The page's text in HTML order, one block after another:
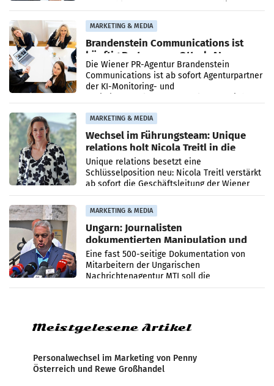
MARKETING & MEDIA
Brandenstein Communications ist
künftig Partner von OtterlyAI
Die Wiener PR-Agentur Brandenstein
Communications ist ab sofort Agenturpartner
der KI-Monitoring- und
MARKETING & MEDIA
Wechsel im Führungsteam: Unique
relations holt Nicola Treitl in die
Geschäftsleitung
Unique relations besetzt eine
Schlüsselposition neu: Nicola Treitl verstärkt
ab sofort die Geschäftsleitung der Wiener
PR-Agentur an der Seite von Josef Kalina und
Anna Kalina-Mahr.
MARKETING & MEDIA
Ungarn: Journalisten
dokumentierten Manipulation und
Zensur
Eine fast 500-seitige Dokumentation von
Mitarbeitern der Ungarischen
Nachrichtenagentur MTI soll die
systematische Nachrichten-Manipulation und
Meistgelesene Artikel
Personalwechsel im Marketing von Penny
Österreich und Rewe Großhandel